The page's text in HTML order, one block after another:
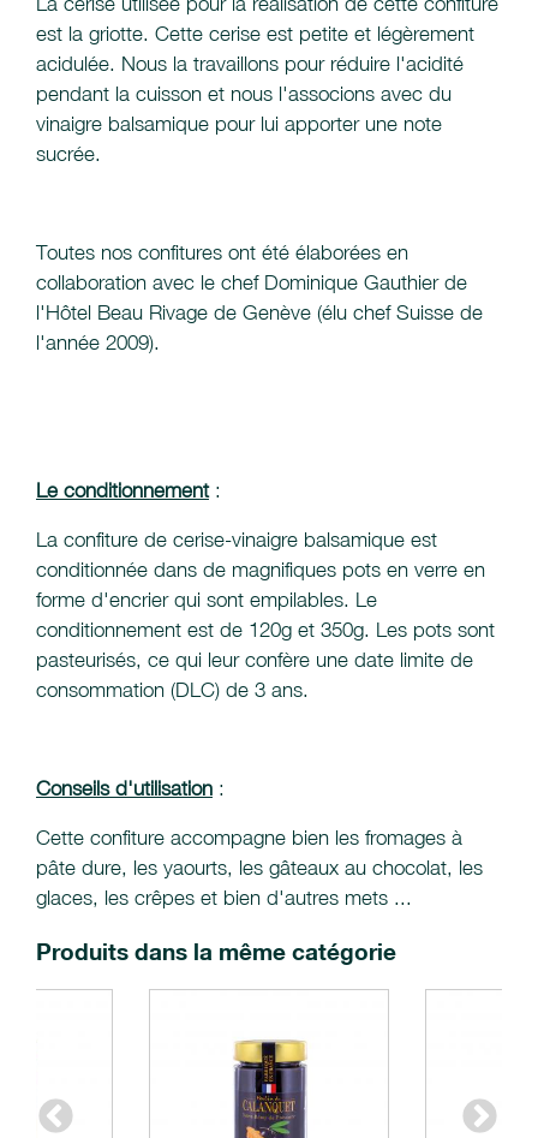
est la griotte. Cette cerise est petite et légèrement
acidulée. Nous la travaillons pour réduire l'acidité
pendant la cuisson et nous l'associons avec du
vinaigre balsamique pour lui apporter une note
sucrée.
Toutes nos confitures ont été élaborées en
collaboration avec le chef Dominique Gauthier de
l'Hôtel Beau Rivage de Genève (élu chef Suisse de
l'année 2009).
Le conditionnement:
La confiture de cerise-vinaigre balsamique est
conditionnée dans de magnifiques pots en verre en
forme d'encrier qui sont empilables. Le
conditionnement est de 120g et 350g. Les pots sont
pasteurisés, ce qui leur confère une date limite de
consommation (DLC) de 3 ans.
Conseils d'utilisation :
Cette confiture accompagne bien les fromages à
pâte dure, les yaourts, les gâteaux au chocolat, les
glaces, les crêpes et bien d'autres mets ...
Produits dans la même catégorie